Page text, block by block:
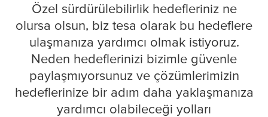
Özel sürdürülebilirlik hedefleriniz ne
olursa olsun, biz tesa olarak bu hedeflere
ulaşmanıza yardımcı olmak istiyoruz.
Neden hedeflerinizi bizimle güvenle
paylaşmıyorsunuz ve çözümlerimizin
hedeflerinize bir adım daha yaklaşmanıza
yardımcı olabileceği yolları